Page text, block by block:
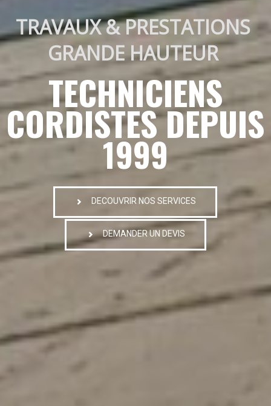
TRAVAUX & PRESTATIONS
GRANDE HAUTEUR
TECHNICIENS
CORDISTES DEPUIS
1999
DECOUVRIR NOS SERVICES
DEMANDER UN DEVIS